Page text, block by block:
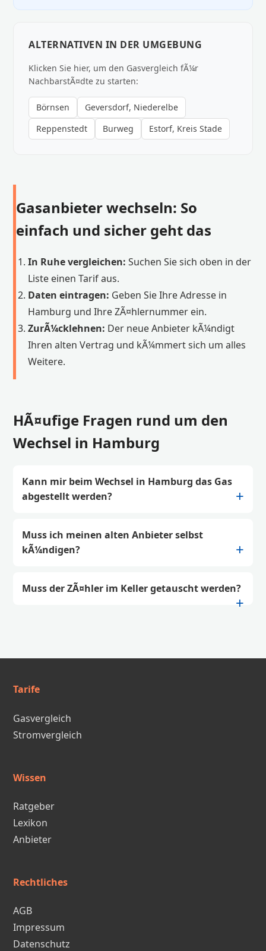
ALTERNATIVEN IN DER UMGEBUNG
Klicken Sie hier, um den Gasvergleich fÃ¼r
NachbarstÃ¤dte zu starten:
Börnsen
Geversdorf, Niederelbe
Reppenstedt
Burweg Estorf, Kreis Stade
Gasanbieter wechseln: So
einfach und sicher geht das
In Ruhe vergleichen: Suchen Sie sich oben in der
Liste einen Tarif aus.
Daten eintragen: Geben Sie Ihre Adresse in
Hamburg und Ihre ZÃ¤hlernummer ein.
ZurÃ¼cklehnen: Der neue Anbieter kÃ¼ndigt
Ihren alten Vertrag und kÃ¼mmert sich um alles
Weitere.
HÃ¤ufige Fragen rund um den
Wechsel in Hamburg
Kann mir beim Wechsel in Hamburg das Gas
abgestellt werden?
Muss ich meinen alten Anbieter selbst
kÃ¼ndigen?
Muss der ZÃ¤hler im Keller getauscht werden?
Tarife
Gasvergleich
Stromvergleich
Wissen
Ratgeber
Lexikon
Anbieter
Rechtliches
AGB
Impressum
Datenschutz